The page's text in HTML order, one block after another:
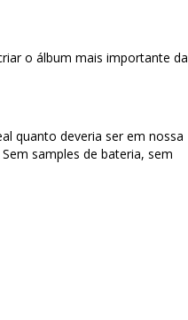
o álbum mais importante da
quanto deveria ser em nossa
samples de bateria, sem